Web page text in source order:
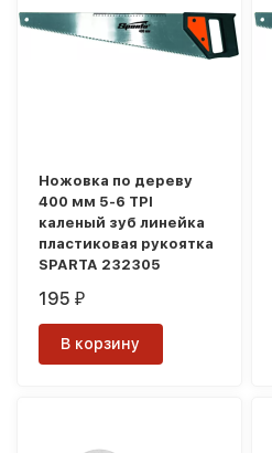
Ножовка по дереву
400 мм 5-6 TPI
каленый зуб линейка
пластиковая рукоятка
SPARTA 232305
195₽
В корзину